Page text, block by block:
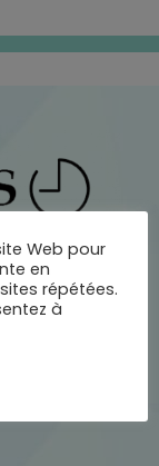
Web pour
en
répétées.
à